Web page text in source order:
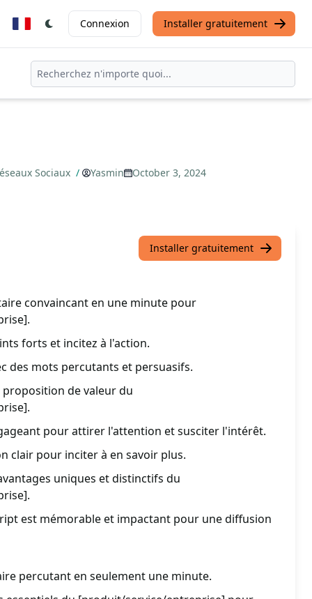
Connexion Installer gratuitement
Sociaux / Yasmin
October 3, 2024
Installer gratuitement
convaincant en une minute pour
forts et incitez à l'action.
des mots percutants et persuasifs.
de valeur du
pour attirer l'attention et susciter l'intérêt.
clair pour inciter à en savoir plus.
uniques et distinctifs du
est mémorable et impactant pour une diffusion
percutant en seulement une minute.